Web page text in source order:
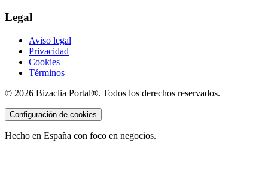
Legal
Aviso legal
Privacidad
Cookies
Términos
© 2026 Bizaclia Portal®. Todos los derechos reservados.
Configuración de cookies
Hecho en España con foco en negocios.